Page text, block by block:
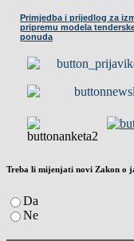
Primjedba i prijedlog za
pripremu modela
ponuda
Treba li mijenjati novi Zakon o
Da
Ne